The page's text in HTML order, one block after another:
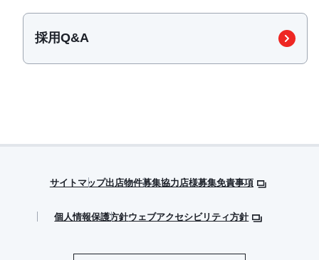
採用Q&A
サイトマップ出店物件募集協力店様募集免責事項
個人情報保護方針ウェブアクセシビリティ方針